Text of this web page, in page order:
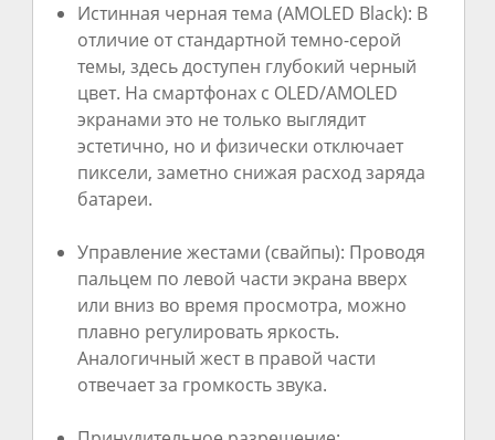
Истинная черная тема (AMOLED Black): В
отличие от стандартной темно-серой
темы, здесь доступен глубокий черный
цвет. На смартфонах с OLED/AMOLED
экранами это не только выглядит
эстетично, но и физически отключает
пиксели, заметно снижая расход заряда
батареи.
Управление жестами (свайпы): Проводя
пальцем по левой части экрана вверх
или вниз во время просмотра, можно
плавно регулировать яркость.
Аналогичный жест в правой части
отвечает за громкость звука.